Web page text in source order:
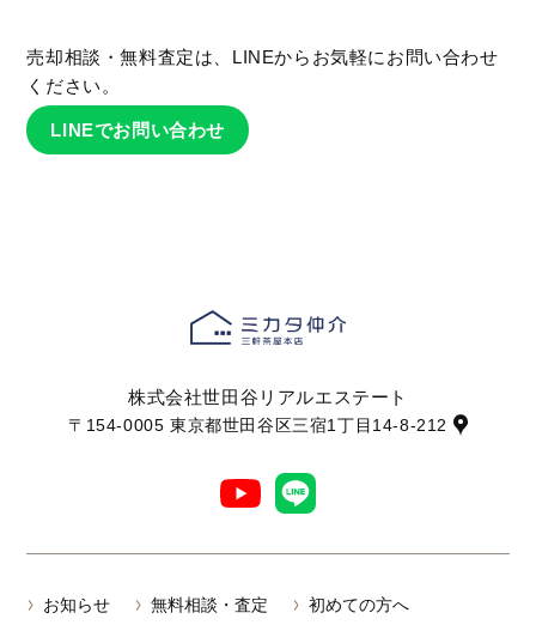
売却相談・無料査定は、LINEからお気軽にお問い合わせ
ください。
LINEでお問い合わせ
株式会社世田谷リアルエステート
〒154-0005 東京都世田谷区三宿1丁目14-8-212
お知らせ 無料相談・査定 初めての方へ